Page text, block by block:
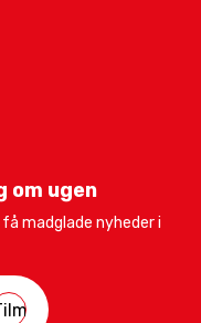
om ugen
madglade nyheder i